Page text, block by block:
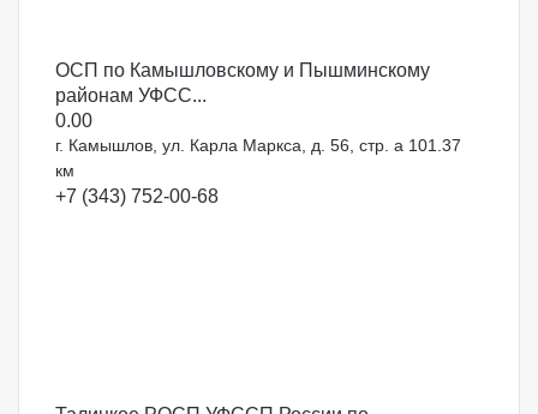
ОСП по Камышловскому и Пышминскому
районам УФСС...
0.00
г. Камышлов, ул. Карла Маркса, д. 56, стр. а 101.37
км
+7 (343) 752-00-68